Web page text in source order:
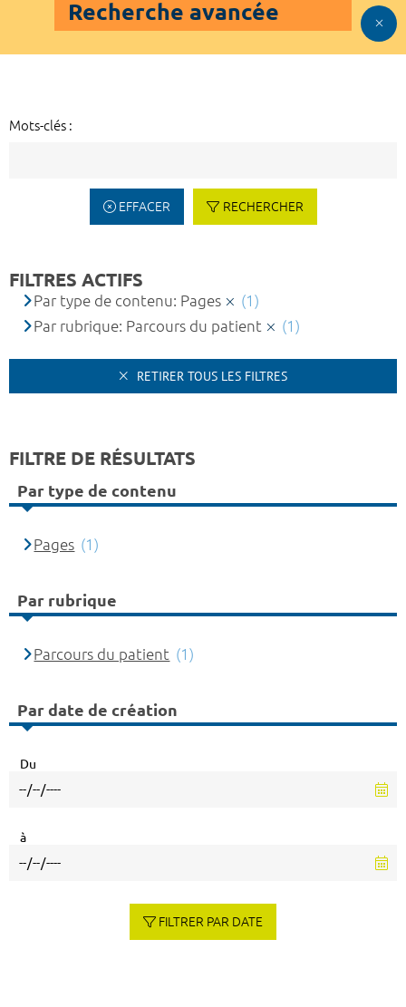
Recherche avancée
Mots-clés :
EFFACER RECHERCHER
FILTRES ACTIFS
Par type de contenu: Pages
(1)
Par rubrique: Parcours du patient
(1)
RETIRER TOUS LES FILTRES
FILTRE DE RÉSULTATS
Par type de contenu
Pages (1)
Par rubrique
Parcours du patient (1)
Par date de création
Du
à
FILTRER PAR DATE